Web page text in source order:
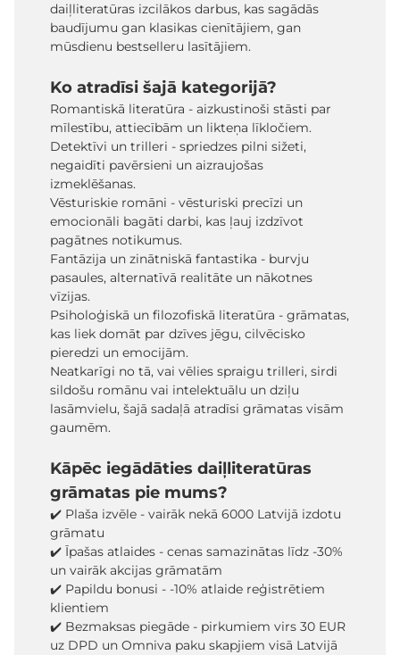
daiļliteratūras izcilākos darbus, kas sagādās
baudījumu gan klasikas cienītājiem, gan
mūsdienu bestselleru lasītājiem.
Ko atradīsi šajā kategorijā?
Romantiskā literatūra - aizkustinoši stāsti par
mīlestību, attiecībām un likteņa līkločiem.
Detektīvi un trilleri - spriedzes pilni sižeti,
negaidīti pavērsieni un aizraujošas
izmeklēšanas.
Vēsturiskie romāni - vēsturiski precīzi un
emocionāli bagāti darbi, kas ļauj izdzīvot
pagātnes notikumus.
Fantāzija un zinātniskā fantastika - burvju
pasaules, alternatīvā realitāte un nākotnes
vīzijas.
Psiholoģiskā un filozofiskā literatūra - grāmatas,
kas liek domāt par dzīves jēgu, cilvēcisko
pieredzi un emocijām.
Neatkarīgi no tā, vai vēlies spraigu trilleri, sirdi
sildošu romānu vai intelektuālu un dziļu
lasāmvielu, šajā sadaļā atradīsi grāmatas visām
gaumēm.
Kāpēc iegādāties daiļliteratūras
grāmatas pie mums?
✔️ Plaša izvēle - vairāk nekā 6000 Latvijā izdotu
grāmatu
✔️ Īpašas atlaides - cenas samazinātas līdz -30%
un vairāk akcijas grāmatām
✔️ Papildu bonusi - -10% atlaide reģistrētiem
klientiem
✔️ Bezmaksas piegāde - pirkumiem virs 30 EUR
uz DPD un Omniva paku skapjiem visā Latvijā